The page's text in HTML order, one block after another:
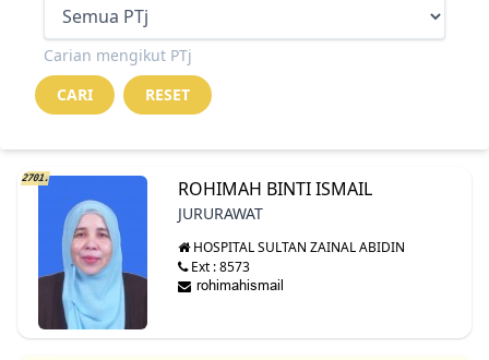
Carian mengikut PTj
2701. ROHIMAH BINTI ISMAIL
JURURAWAT
HOSPITAL SULTAN ZAINAL ABIDIN
Ext : 8573